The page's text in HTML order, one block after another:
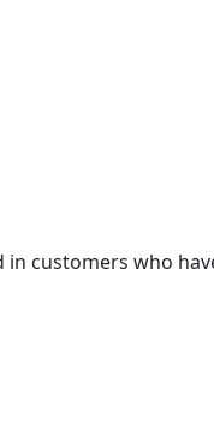
in customers who